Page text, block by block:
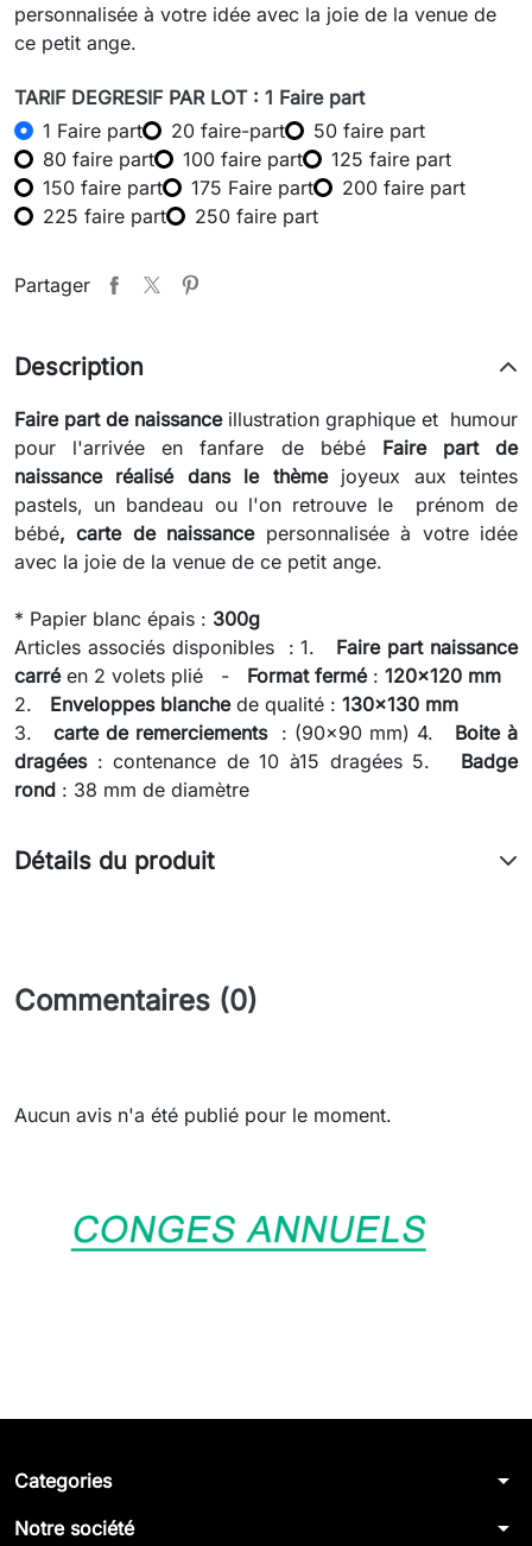
personnalisée à votre idée avec la joie de la venue de
ce petit ange.
TARIF DEGRESIF PAR LOT : 1 Faire part
1 Faire part
20 faire-part
50 faire part
80 faire part
100 faire part
125 faire part
150 faire part
175 Faire part
200 faire part
225 faire part
250 faire part
Partager
Description
Faire part de naissanceillustration graphique et humour
pour l'arrivée en fanfare de bébé Faire part de
naissance réalisé dans le thème joyeux aux teintes
pastels, un bandeau ou l'on retrouve le prénom de
bébé,carte de naissancepersonnalisée à votre idée
avec la joie de la venue de ce petit ange.
* Papier blanc épais : 300g
Articles associés disponibles : 1. Faire part naissance
carréen 2 volets plié - Format fermé: 120x120 mm
2. Enveloppes blanchede qualité : 130x130 mm
3.
carte de remerciements : (90x90 mm) 4. Boite à
dragées: contenance de 10 à15 dragées 5. Badge
rond : 38 mm de diamètre
Détails du produit
Commentaires (0)
Aucun avis n'a été publié pour le moment.
Categories arrow_drop_down
Notre société arrow_drop_down